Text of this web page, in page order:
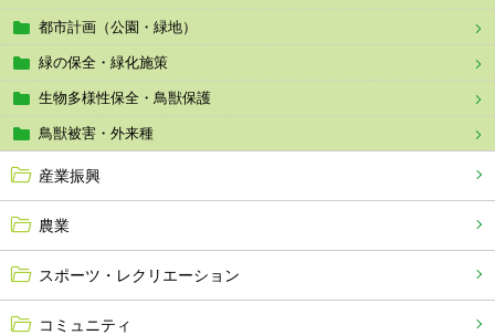
都市計画（公園・緑地）
緑の保全・緑化施策
生物多様性保全・鳥獣保護
鳥獣被害・外来種
産業振興
農業
スポーツ・レクリエーション
コミュニティ